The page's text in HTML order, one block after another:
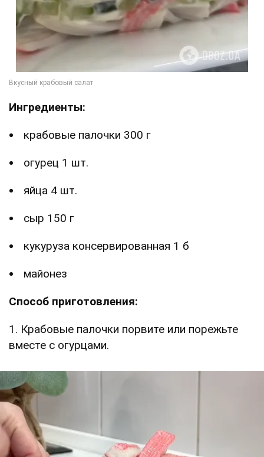
Ингредиенты:
крабовые палочки 300 г
огурец 1 шт.
яйца 4 шт.
сыр 150 г
кукуруза консервированная 1 б
майонез
Способ приготовления:
1. Крабовые палочки порвите или порежьте
вместе с огурцами.